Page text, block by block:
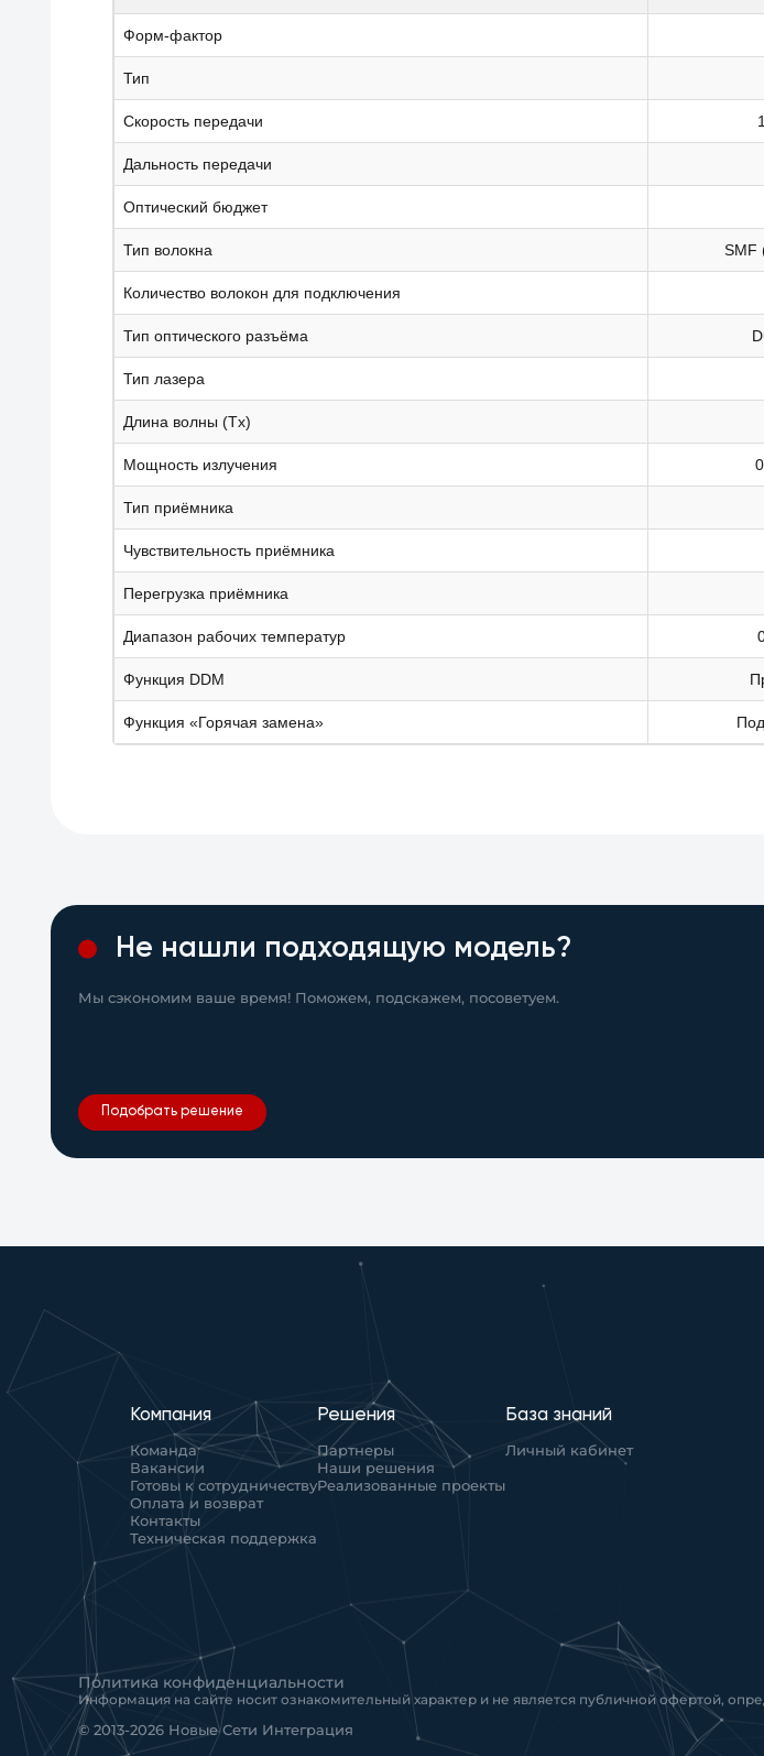
Форм-фактор
Тип
Скорость передачи
Дальность передачи
Оптический бюджет
Тип волокна SMF
Количество волокон для подключения
Тип оптического разъёма
Тип лазера
Длина волны (Tx)
Мощность излучения
Тип приёмника
Чувствительность приёмника
Перегрузка приёмника
Диапазон рабочих температур
Функция DDM
Функция «Горячая замена»
Не нашли подходящую модель?
Мы сэкономим ваше время! Поможем, подскажем, посоветуем.
Подобрать решение
Компания
Команда
Вакансии
Готовы к сотрудничеству
Оплата и возврат
Контакты
Техническая поддержка
Решения
Партнеры
Наши решения
Реализованные проекты
База знаний
Личный кабинет
Политика конфиденциальности
Информация на сайте носит ознакомительный характер и не является публичной офертой,
© 2013-2026 Новые Сети Интеграция